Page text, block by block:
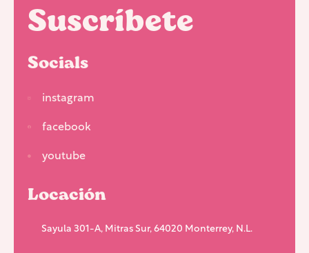
Suscríbete
Socials
instagram
facebook
youtube
Locación
Sayula 301-A, Mitras Sur, 64020 Monterrey, N.L.